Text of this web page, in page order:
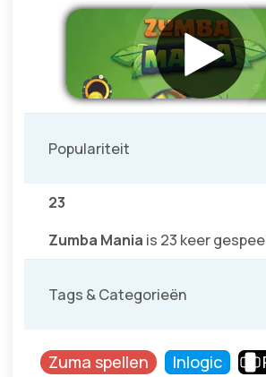
Populariteit
23
Zumba Mania is 23 keer
Tags & Categorieën
Zuma spellen Inlogic